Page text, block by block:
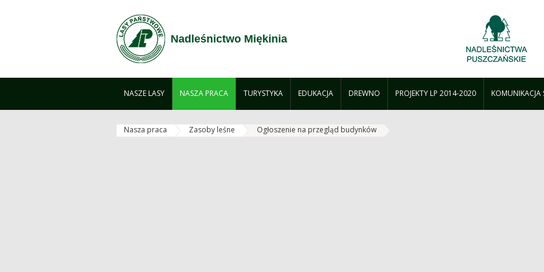
Nadleśnictwo Miękinia
NASZE LASY NASZA PRACA TURYSTYKA EDUKACJA DREWNO PROJEKTY LP 2014-2020 KOMUNIKACJA
Nasza praca Zasoby leśne Ogłoszenie na przegląd budynków